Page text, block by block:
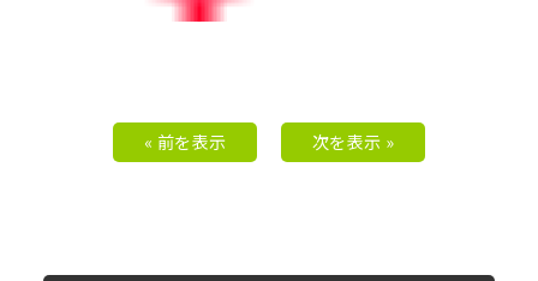
« 前を表示 次を表示 »